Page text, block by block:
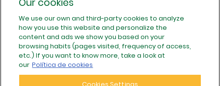
SÍGUENOS EN REDES
Our cookies
We use our own and third-party cookies to analyze
how you use this website and personalize the
content and ads we show you based on your
browsing habits (pages visited, frequency of access,
etc.) If you want to know more, take a look at
our Política de cookies